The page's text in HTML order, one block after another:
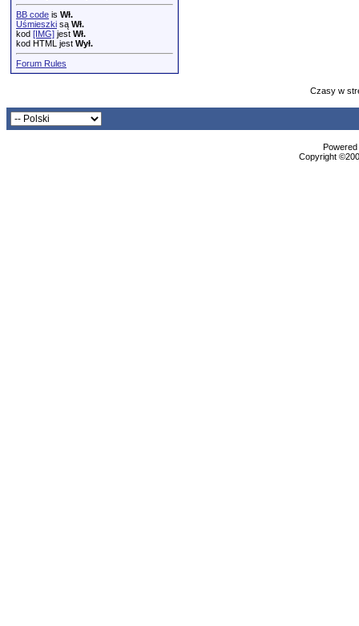
BB code is Wł.
Uśmieszki są Wł.
kod [IMG] jest Wł.
kod HTML jest Wył.
Forum Rules
Czasy w
Copyright